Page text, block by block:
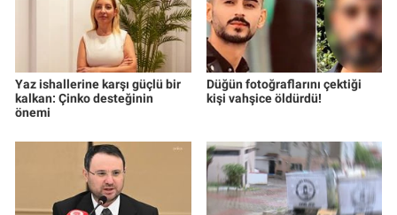
Yaz ishallerine karşı güçlü bir
kalkan: Çinko desteğinin
önemi
Düğün fotoğraflarını çektiği
kişi vahşice öldürdü!